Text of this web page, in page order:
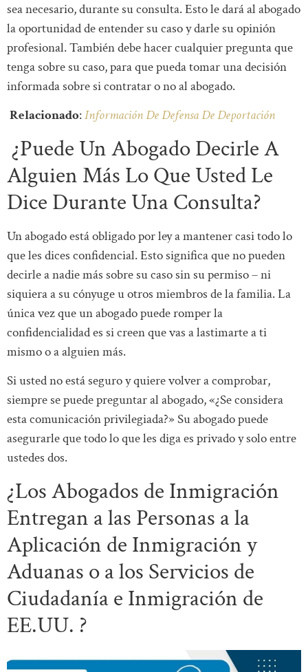
sea necesario, durante su consulta. Esto le dará al abogado
la oportunidad de entender su caso y darle su opinión
profesional. También debe hacer cualquier pregunta que
tenga sobre su caso, para que pueda tomar una decisión
informada sobre si contratar o no al abogado.
Relacionado:Información De Defensa De Deportación
¿Puede Un Abogado Decirle A
Alguien Más Lo Que Usted Le
Dice Durante Una Consulta?
Un abogado está obligado por ley a mantener casi todo lo
que les dices confidencial. Esto significa que no pueden
decirle a nadie más sobre su caso sin su permiso – ni
siquiera a su cónyuge u otros miembros de la familia. La
única vez que un abogado puede romper la
confidencialidad es si creen que vas a lastimarte a ti
mismo o a alguien más.
Si usted no está seguro y quiere volver a comprobar,
siempre se puede preguntar al abogado, «¿Se considera
esta comunicación privilegiada?» Su abogado puede
asegurarle que todo lo que les diga es privado y solo entre
ustedes dos.
¿Los Abogados de Inmigración
Entregan a las Personas a la
Aplicación de Inmigración y
Aduanas o a los Servicios de
Ciudadanía e Inmigración de
EE.UU. ?